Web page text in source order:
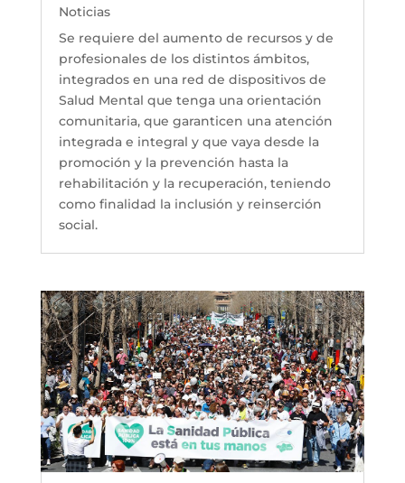
Noticias
Se requiere del aumento de recursos y de
profesionales de los distintos ámbitos,
integrados en una red de dispositivos de
Salud Mental que tenga una orientación
comunitaria, que garanticen una atención
integrada e integral y que vaya desde la
promoción y la prevención hasta la
rehabilitación y la recuperación, teniendo
como finalidad la inclusión y reinserción
social.